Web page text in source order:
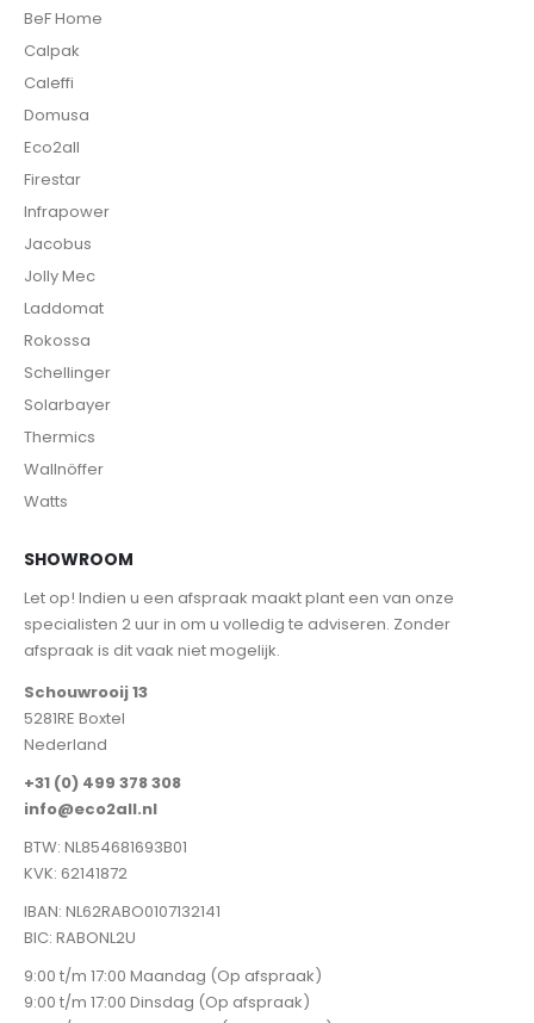
BeF Home
Calpak
Caleffi
Domusa
Eco2all
Firestar
Infrapower
Jacobus
Jolly Mec
Laddomat
Rokossa
Schellinger
Solarbayer
Thermics
Wallnöffer
Watts
SHOWROOM
Let op! Indien u een afspraak maakt plant een van onze
specialisten 2 uur in om u volledig te adviseren. Zonder
afspraak is dit vaak niet mogelijk.
Schouwrooij 13
5281RE Boxtel
Nederland
+31 (0) 499 378 308
info@eco2all.nl
BTW: NL854681693B01
KVK: 62141872
IBAN: NL62RABO0107132141
BIC: RABONL2U
9:00 t/m 17:00 Maandag (Op afspraak)
9:00 t/m 17:00 Dinsdag (Op afspraak)